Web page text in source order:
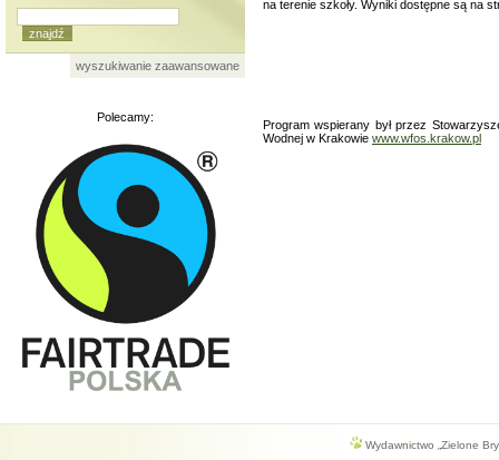
wyszukiwanie zaawansowane
Polecamy:
na terenie szkoły. Wyniki dostępne są na
Program wspierany był przez
Wodnej w Krakowie www.wfos.krakow.pl
Wydawnictwo „Zielone